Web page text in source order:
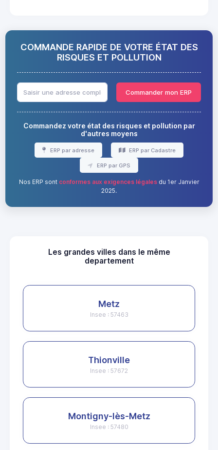
COMMANDE RAPIDE DE VOTRE ÉTAT DES
RISQUES ET POLLUTION
Commander mon ERP
Commandez votre état des risques et pollution par
d'autres moyens
ERP par adresse ERP par Cadastre
ERP par GPS
Nos ERP sont conformes aux exigences légalesdu 1er Janvier
2025.
Les grandes villes dans le même
departement
Metz
Insee : 57463
Thionville
Insee : 57672
Montigny-lès-Metz
Insee : 57480